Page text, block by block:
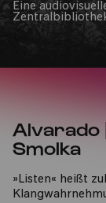
Eine
Alvarado
Smolka
»Listen« heißt